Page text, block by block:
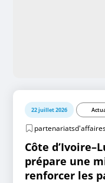
22 juillet 2026
Côte
prépare une
renforcer les